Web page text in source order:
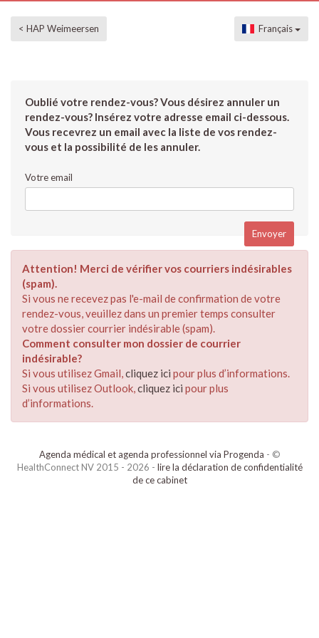
< HAP Weimeersen Français
Oublié votre rendez-vous? Vous désirez annuler un
rendez-vous? Insérez votre adresse email ci-dessous.
Vous recevrez un email avec la liste de vos rendez-
vous et la possibilité de les annuler.
Votre email
Attention! Merci de vérifier vos courriers indésirables
(spam).
Si vous ne recevez pas l'e-mail de confirmation de votre
rendez-vous, veuillez dans un premier temps consulter
votre dossier courrier indésirable (spam).
Comment consulter mon dossier de courrier
indésirable?
Si vous utilisez Gmail,cliquez ici pour plus d’informations.
Si vous utilisez Outlook,cliquez ici pour plus
d’informations.
Agenda médical et agenda professionnel via Progenda - ©
HealthConnect NV 2015 - 2026 - lire la déclaration de confidentialité
de ce cabinet